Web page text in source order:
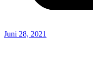
Juni 28, 2021